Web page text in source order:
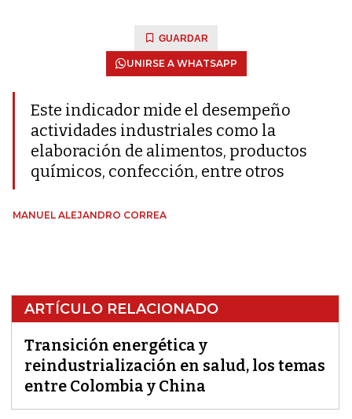
GUARDAR
UNIRSE A WHATSAPP
Este indicador mide el desempeño
actividades industriales como la
elaboración de alimentos, productos
químicos, confección, entre otros
MANUEL ALEJANDRO CORREA
ARTÍCULO RELACIONADO
Transición energética y
reindustrialización en salud, los temas
entre Colombia y China